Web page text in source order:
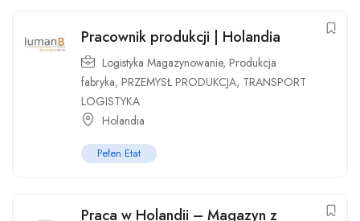
Pracownik produkcji | Holandia
Logistyka Magazynowanie, Produkcja
fabryka, PRZEMYSŁ PRODUKCJA, TRANSPORT
LOGISTYKA
Holandia
Pełen Etat
Praca w Holandii – Magazyn z